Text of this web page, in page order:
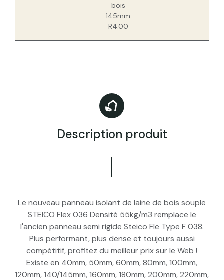
bois
145mm
R4.00
Description produit
Le nouveau panneau isolant de laine de bois souple
STEICO Flex 036 Densité 55kg/m3 remplace le
l'ancien panneau semi rigide Steico Fle Type F 038.
Plus performant, plus dense et toujours aussi
compétitif, profitez du meilleur prix sur le Web !
Existe en 40mm, 50mm, 60mm, 80mm, 100mm,
120mm, 140/145mm, 160mm, 180mm, 200mm, 220mm,